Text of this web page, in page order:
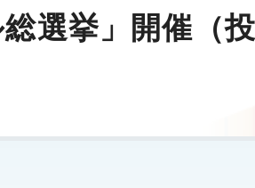
選挙」開催（